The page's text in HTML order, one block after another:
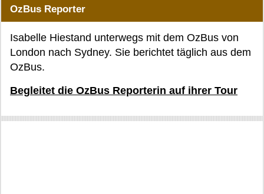
OzBus Reporter
Isabelle Hiestand unterwegs mit dem OzBus von
London nach Sydney. Sie berichtet täglich aus dem
OzBus.
Begleitet die OzBus Reporterin auf ihrer Tour